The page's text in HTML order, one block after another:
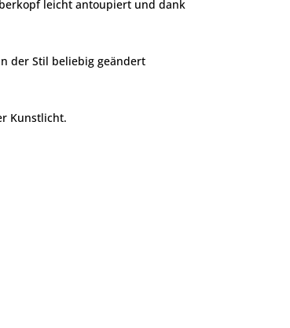
leicht antoupiert und dank
der Stil beliebig geändert
Kunstlicht.